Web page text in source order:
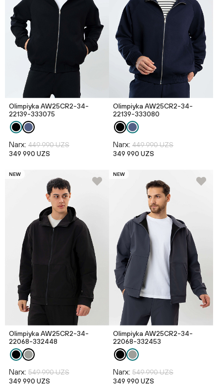
Olimpiyka AW25CR2-34-
22139-333075
Narx: 449 990 UZS
349 990 UZS
Olimpiyka AW25CR2-34-
22139-333080
Narx: 449 990 UZS
349 990 UZS
NEW
Olimpiyka AW25CR2-34-
22068-332448
Narx: 549 990 UZS
349 990 UZS
NEW
Olimpiyka AW25CR2-34-
22068-332453
Narx: 549 990 UZS
349 990 UZS